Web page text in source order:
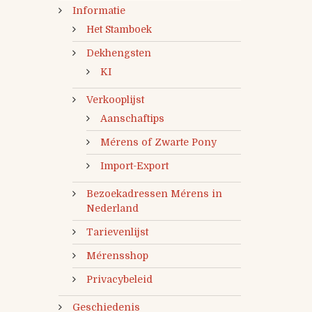
Informatie
Het Stamboek
Dekhengsten
KI
Verkooplijst
Aanschaftips
Mérens of Zwarte Pony
Import-Export
Bezoekadressen Mérens in
Nederland
Tarievenlijst
Mérensshop
Privacybeleid
Geschiedenis